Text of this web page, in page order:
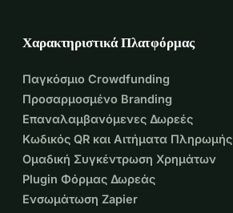
Χαρακτηριστικά Πλατφόρμας
Παγκόσμιο Crowdfunding
Προσαρμοσμένο Branding
Επαναλαμβανόμενες Δωρεές
Κωδικός QR και Αιτήματα Πληρωμής
Ομαδική Συγκέντρωση Χρημάτων
Plugin Φόρμας Δωρεάς
Ενσωμάτωση Zapier